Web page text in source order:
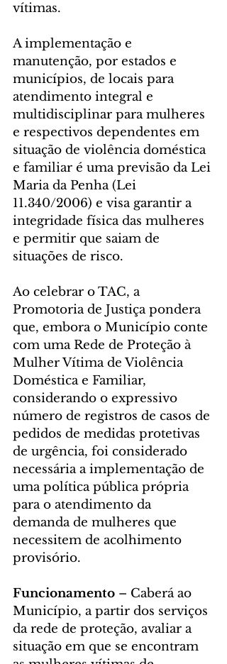
vítimas.
A implementação e
manutenção, por estados e
municípios, de locais para
atendimento integral e
multidisciplinar para mulheres
e respectivos dependentes em
situação de violência doméstica
e familiar é uma previsão da Lei
Maria da Penha (Lei
11.340/2006) e visa garantir a
integridade física das mulheres
e permitir que saiam de
situações de risco.
Ao celebrar o TAC, a
Promotoria de Justiça pondera
que, embora o Município conte
com uma Rede de Proteção à
Mulher Vítima de Violência
Doméstica e Familiar,
considerando o expressivo
número de registros de casos de
pedidos de medidas protetivas
de urgência, foi considerado
necessária a implementação de
uma política pública própria
para o atendimento da
demanda de mulheres que
necessitem de acolhimento
provisório.
Funcionamento – Caberá ao
Município, a partir dos serviços
da rede de proteção, avaliar a
situação em que se encontram